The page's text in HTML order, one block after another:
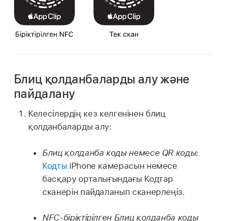
Блиц қолданбаларды алу және
пайдалану
Келесілердің кез келгенінен блиц
қолданбаларды алу:
Блиц қолданба коды немесе QR коды:
Кодты iPhone камерасын немесе
басқару орталығындағы Кодтар
сканерін пайдаланып сканерлеңіз.
NFC-біріктірілген Блиц қолданба коды